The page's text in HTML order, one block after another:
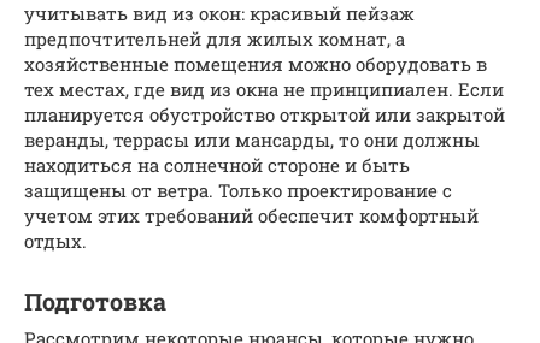
учитывать вид из окон: красивый пейзаж
предпочтительней для жилых комнат, а
хозяйственные помещения можно оборудовать в
тех местах, где вид из окна не принципиален. Если
планируется обустройство открытой или закрытой
веранды, террасы или мансарды, то они должны
находиться на солнечной стороне и быть
защищены от ветра. Только проектирование с
учетом этих требований обеспечит комфортный
отдых.
Подготовка
Рассмотрим некоторые нюансы, которые нужно